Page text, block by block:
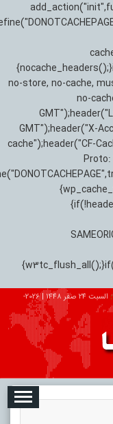
no-store, no-cache,
no-
GMT");header("X-
cache");header("CF-
Proto:
السبت 24 صفر 1448 |
2026-
درباره ما ارتباط با ما